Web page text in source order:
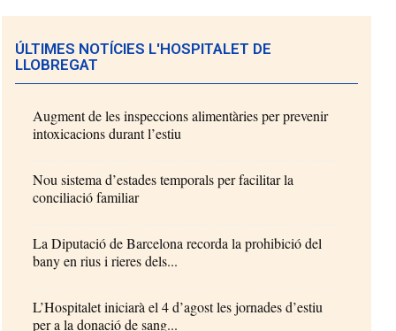
ÚLTIMES NOTÍCIES L'HOSPITALET DE
LLOBREGAT
Augment de les inspeccions alimentàries per prevenir
intoxicacions durant l’estiu
Nou sistema d’estades temporals per facilitar la
conciliació familiar
La Diputació de Barcelona recorda la prohibició del
bany en rius i rieres dels...
L’Hospitalet iniciarà el 4 d’agost les jornades d’estiu
per a la donació de sang...